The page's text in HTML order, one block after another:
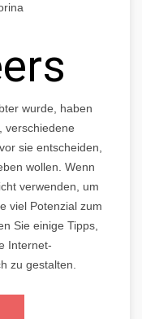
wurde, haben
verschiedene
sie entscheiden,
wollen. Wenn
verwenden, um
viel Potenzial zum
Sie einige Tipps,
Internet-
zu gestalten.